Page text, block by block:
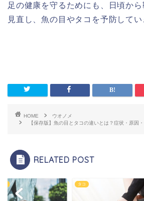
足の健康を守るためにも、日頃か
見直し、魚の目やタコを予防してい
HOME
ウオノメ
【保存版】魚の目とタコの違いとは？症状・原因
RELATED POST
タコ